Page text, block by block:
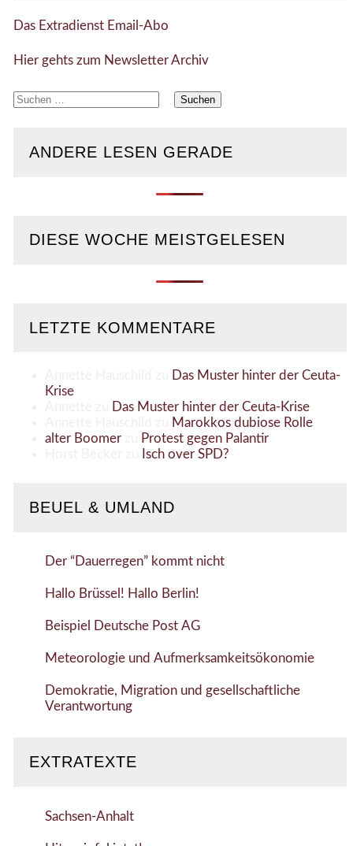
Das Extradienst Email-Abo
Hier gehts zum Newsletter Archiv
Suchen
ANDERE LESEN GERADE
DIESE WOCHE MEISTGELESEN
LETZTE KOMMENTARE
Das Muster hinter der Ceuta-
Krise
Das Muster hinter der Ceuta-Krise
Marokkos dubiose Rolle
alter Boomerzu
Protest gegen Palantir
Isch over SPD?
BEUEL & UMLAND
Der “Dauerregen” kommt nicht
Hallo Brüssel! Hallo Berlin!
Beispiel Deutsche Post AG
Meteorologie und Aufmerksamkeitsökonomie
Demokratie, Migration und gesellschaftliche
Verantwortung
EXTRATEXTE
Sachsen-Anhalt